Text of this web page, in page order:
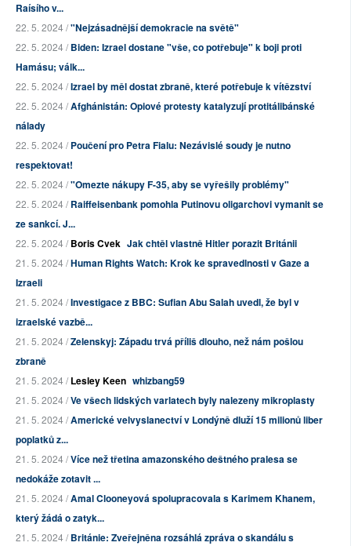
Raísího v...
22. 5. 2024 /"Nejzásadnější demokracie na světě"
22. 5. 2024 /Biden: Izrael dostane "vše, co potřebuje" k boji proti
Hamásu; válk...
22. 5. 2024 /Izrael by měl dostat zbraně, které potřebuje k vítězství
22. 5. 2024 /Afghánistán: Opiové protesty katalyzují protitálibánské
nálady
22. 5. 2024 /Poučení pro Petra Fialu: Nezávislé soudy je nutno
respektovat!
22. 5. 2024 /"Omezte nákupy F-35, aby se vyřešily problémy"
22. 5. 2024 /Raiffeisenbank pomohla Putinovu oligarchovi vymanit se
ze sankcí. J...
22. 5. 2024 /Boris Cvek Jak chtěl vlastně Hitler porazit Británii
21. 5. 2024 /Human Rights Watch: Krok ke spravedlnosti v Gaze a
Izraeli
21. 5. 2024 /Investigace z BBC: Sufian Abu Salah uvedl, že byl v
izraelské vazbě...
21. 5. 2024 /Zelenskyj: Západu trvá příliš dlouho, než nám pošlou
zbraně
21. 5. 2024 /Lesley Keen whizbang59
21. 5. 2024 /Ve všech lidských varlatech byly nalezeny mikroplasty
21. 5. 2024 /Americké velvyslanectví v Londýně dluží 15 milionů liber
poplatků z...
21. 5. 2024 /Více než třetina amazonského deštného pralesa se
nedokáže zotavit ...
21. 5. 2024 /Amal Clooneyová spolupracovala s Karimem Khanem,
který žádá o zatyk...
21. 5. 2024 /Británie: Zveřejněna rozsáhlá zpráva o skandálu s